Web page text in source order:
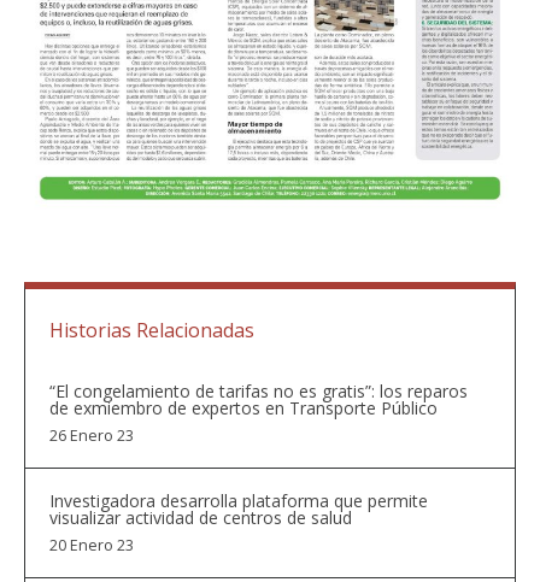
Historias Relacionadas
“El congelamiento de tarifas no es gratis”: los reparos
de exmiembro de expertos en Transporte Público
26 Enero 23
Investigadora desarrolla plataforma que permite
visualizar actividad de centros de salud
20 Enero 23